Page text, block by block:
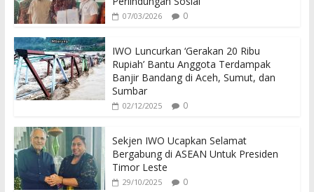
07/03/2026 0
IWO Luncurkan ‘Gerakan 20 Ribu
Rupiah’ Bantu Anggota Terdampak
Banjir Bandang di Aceh, Sumut, dan
Sumbar
02/12/2025 0
Sekjen IWO Ucapkan Selamat
Bergabung di ASEAN Untuk Presiden
Timor Leste
29/10/2025 0